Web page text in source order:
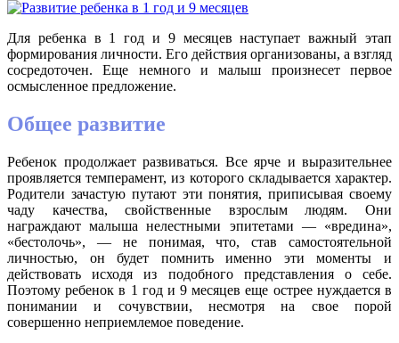
Для ребенка в 1 год и 9 месяцев наступает важный этап
формирования личности. Его действия организованы, а взгляд
сосредоточен. Еще немного и малыш произнесет первое
осмысленное предложение.
Общее развитие
Ребенок продолжает развиваться. Все ярче и выразительнее
проявляется темперамент, из которого складывается характер.
Родители зачастую путают эти понятия, приписывая своему
чаду качества, свойственные взрослым людям. Они
награждают малыша нелестными эпитетами — «вредина»,
«бестолочь», — не понимая, что, став самостоятельной
личностью, он будет помнить именно эти моменты и
действовать исходя из подобного представления о себе.
Поэтому ребенок в 1 год и 9 месяцев еще острее нуждается в
понимании и сочувствии, несмотря на свое порой
совершенно неприемлемое поведение.